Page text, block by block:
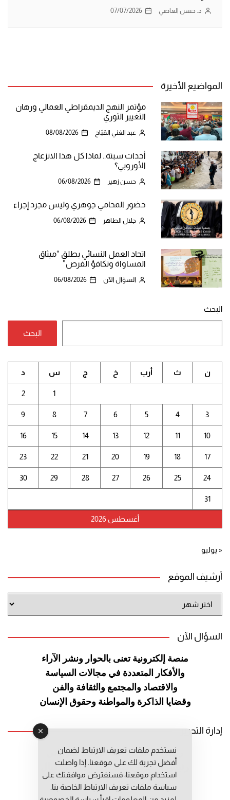
د. حسن العاصي 07/07/2026
المواضيع الأخيرة
مؤتمر النهج الديمقراطي العمالي ورهان
التغيير الثوري
عبد الغني القبّاج 08/08/2026
أحداث سبتة.. لماذا كل هذا الانزعاج
الأوروبي؟
حسن زهير 06/08/2026
حضور المحامي جوهري وليس مجرد إجراء
جلال الطاهر 06/08/2026
اتحاد العمل النسائي يطلق “ميثاق
المساواة وتكافؤ الفرص”
السؤال الآن 06/08/2026
البحث
البحث
أغسطس 2026
ن ث أرب خ ج س د
1
2
3
4
5
6
7
8
9
10
11
12
13
14
15
16
17
18
19
20
21
22
23
24
25
26
27
28
29
30
31
« يوليو
أرشيف الموقع
الموقع
السؤال الآن
منصة إلكترونية تعنى بالحوار ونشر الآراء
والأفكار المتعددة في مجالات السياسة
والاقتصاد والمجتمع والثقافة والفن
وقضايا الذاكرة والمواطنة وحقوق الإنسان
إدارة التحرير
رئيس التحرير: عبد الرحيم التوراني
رئيس التحرير المساعد: المعطي قبال
مديرة التحرير: فاطمة حوحو
نستخدم ملفات تعريف الارتباط لضمان
أفضل تجربة لك على موقعنا. إذا واصلت
استخدام موقعنا، فسنفترض موافقتك على
سياسة ملفات تعريف الارتباط الخاصة بنا.